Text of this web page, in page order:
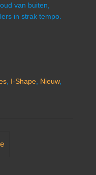
van buiten,
in strak tempo.
I-Shape Nieuw,